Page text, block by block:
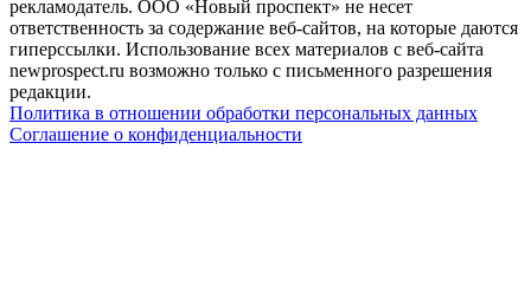
рекламодатель. ООО «Новый проспект» не несет
ответственность за содержание веб-сайтов, на которые даются
гиперссылки. Использование всех материалов с веб-сайта
newprospect.ru возможно только с письменного разрешения
редакции.
Политика в отношении обработки персональных данных
Соглашение о конфиденциальности